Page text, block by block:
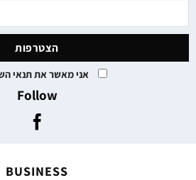
אני מאשר את תנאי
Follow
BUSINESS